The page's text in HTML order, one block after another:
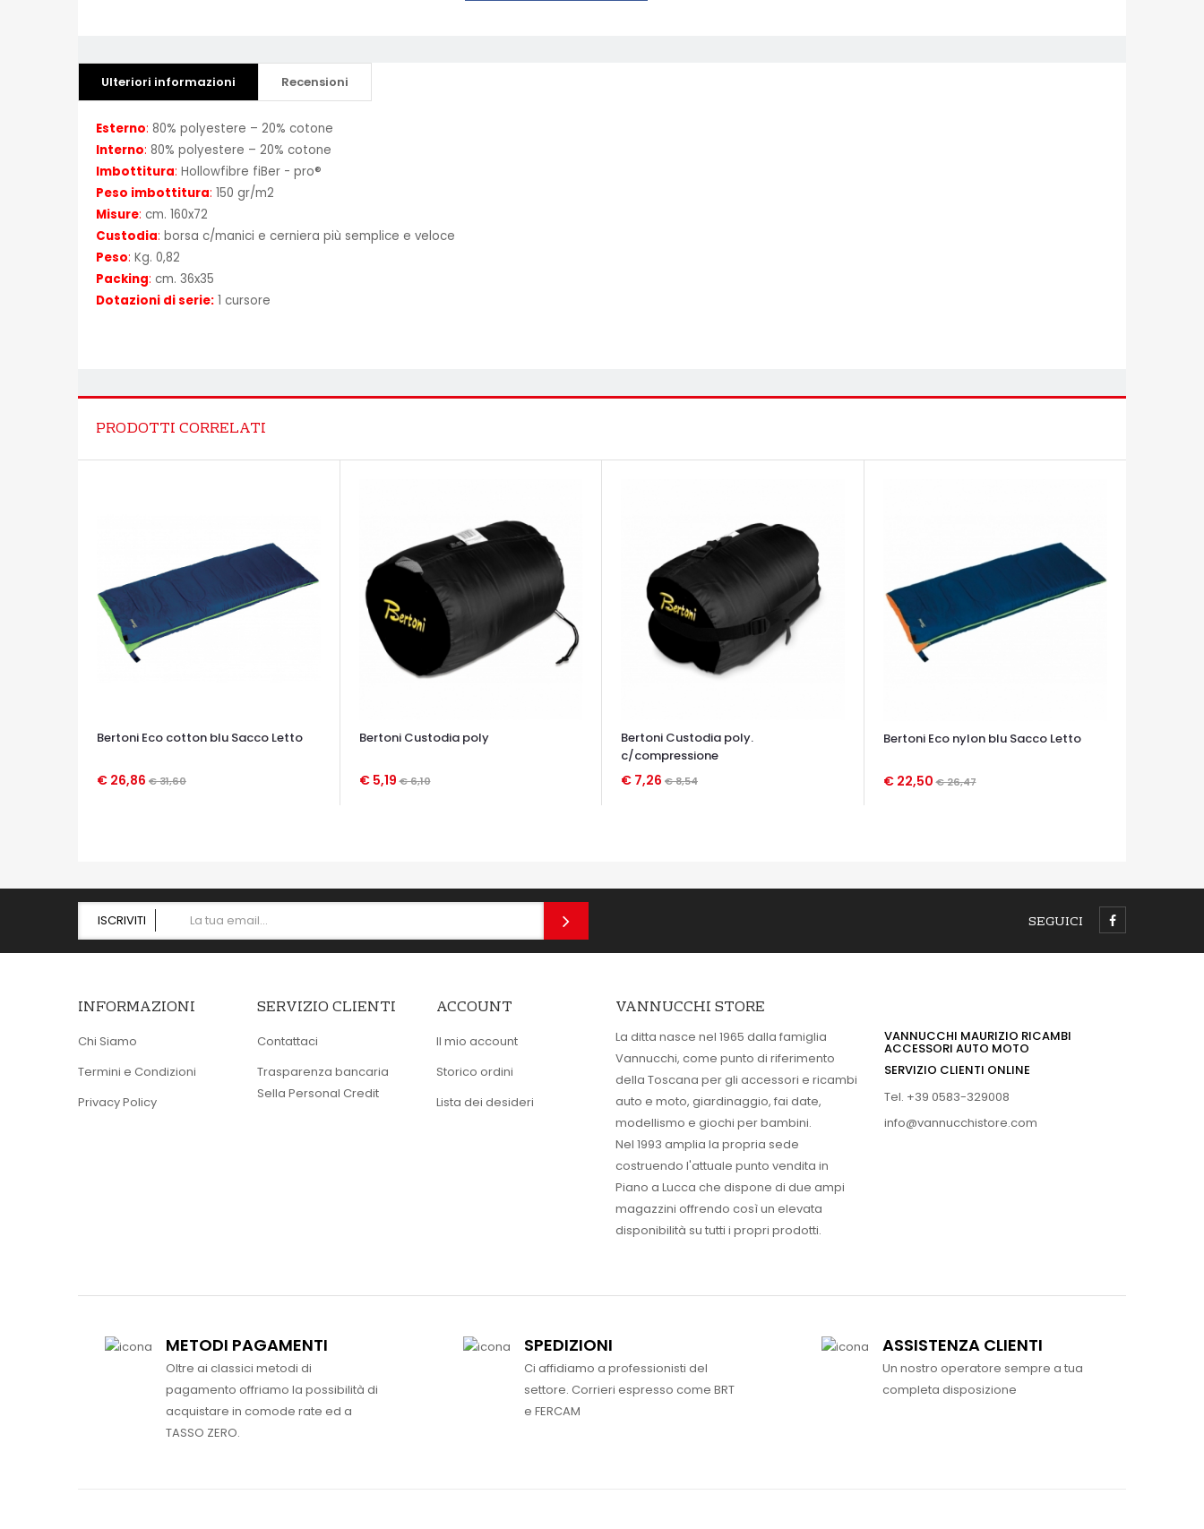
Ulteriori informazioni Recensioni
Esterno: 80% polyestere – 20% cotone
Interno: 80% polyestere – 20% cotone
Imbottitura: Hollowfibre fiBer - pro®
Peso imbottitura: 150 gr/m2
Misure: cm. 160x72
Custodia: borsa c/manici e cerniera più semplice e veloce
Peso: Kg. 0,82
Packing: cm. 36x35
Dotazioni di serie: 1 cursore
PRODOTTI CORRELATI
Bertoni Eco cotton blu Sacco Letto
€ 26,86 € 31,60
Bertoni Custodia poly
€ 5,19€ 6,10
Bertoni Custodia poly.
c/compressione
€ 7,26 € 8,54
Bertoni Eco nylon blu Sacco Letto
€ 22,50€ 26,47
ISCRIVITI SEGUICI
INFORMAZIONI
Chi Siamo
Termini e Condizioni
Privacy Policy
SERVIZIO CLIENTI
Contattaci
Trasparenza bancaria
Sella Personal Credit
ACCOUNT
Il mio account
Storico ordini
Lista dei desideri
VANNUCCHI STORE
La ditta nasce nel 1965 dalla famiglia
Vannucchi, come punto di riferimento
della Toscana per gli accessori e ricambi
auto e moto, giardinaggio, fai date,
modellismo e giochi per bambini.
Nel 1993 amplia la propria sede
costruendo l'attuale punto vendita in
Piano a Lucca che dispone di due ampi
magazzini offrendo così un elevata
disponibilità su tutti i propri prodotti.
VANNUCCHI MAURIZIO RICAMBI
ACCESSORI AUTO MOTO
SERVIZIO CLIENTI ONLINE
Tel. +39 0583-329008
info@vannucchistore.com
METODI PAGAMENTI
Oltre ai classici metodi di
pagamento offriamo la possibilità di
acquistare in comode rate ed a
TASSO ZERO.
SPEDIZIONI
Ci affidiamo a professionisti del
settore. Corrieri espresso come BRT
e FERCAM
ASSISTENZA CLIENTI
Un nostro operatore sempre a tua
completa disposizione